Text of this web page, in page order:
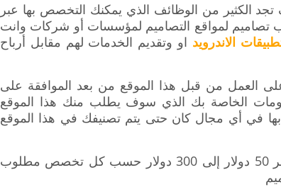
تجد الكثير من الوظائف الذي يمكنك التخصص بها عبر
لمواقع التصاميم لمؤسسات أو شركات وانت
الاندرويد او وتقديم الخدمات لهم مقابل أرباح
العمل من قبل هذا الموقع من بعد الموافقة على
الخاصة بك الذي سوف يطلب منك هذا الموقع
بها في أي مجال كان ‏حتى يتم تصنيفك في هذا الموقع
‏جميع الوظائف في هذا الموقع تبدأ من سعر 50 دولار إلى 300 دولار حسب كل تخصص مطلوب